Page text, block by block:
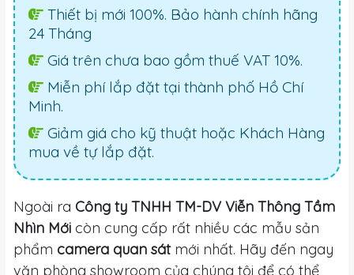
Thiết bị mới 100%. Bảo hành chính hãng
24 Tháng
Giá trên chưa bao gồm thuế VAT 10%.
Miễn phí lắp đặt tại thành phố Hồ Chí
Minh.
Giảm giá cho kỹ thuật hoặc Khách Hàng
mua về tự lắp đặt.
Ngoài ra Công ty TNHH TM-DV Viễn Thông Tầm
Nhìn Mới còn cung cấp rất nhiều các mẫu sản
phẩm camera quan sátmới nhất. Hãy đến ngay
văn phòng showroom của chúng tôi để có thể